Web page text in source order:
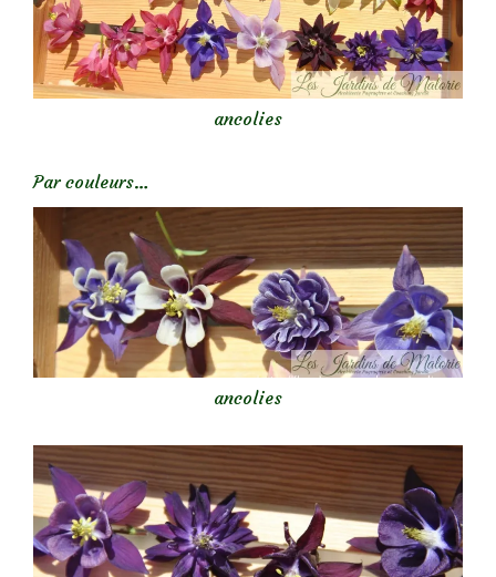
ancolies
Par couleurs…
ancolies